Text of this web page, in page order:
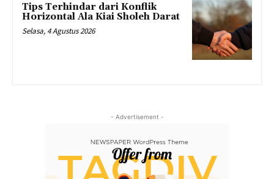
Tips Terhindar dari Konflik
Horizontal Ala Kiai Sholeh Darat
Selasa, 4 Agustus 2026
- Advertisement -